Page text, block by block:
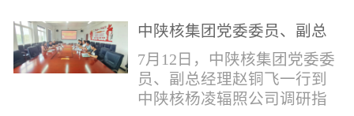
子工程社招5何晔女1979年10
月本科西安财经学院工商管
理社招6张柳怡女1998...
如下：一、招聘岗位及人数
见附件1二、招聘范围（1）
社会招聘：面向社会招聘。
（2）应届生招聘：国家计划
内统一招收的全日制院校应
中陕核集团党委委员、副总
经理赵铜飞一行到中陕核杨
凌辐照公司调研指导工作
7月12日，中陕核集团党委委
员、副总经理赵铜飞一行到
中陕核杨凌辐照公司调研指